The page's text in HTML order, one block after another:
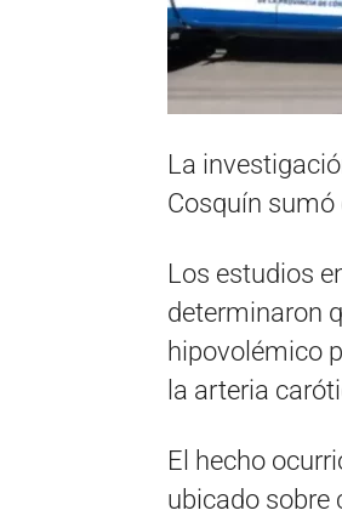
La
Cosquín
Los estudios
determinaron
hipovolémico
la arteria
El hecho
ubicado sobre